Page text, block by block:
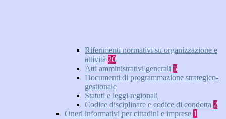
Riferimenti normativi su organizzazione e
attività 20
Atti amministrativi generali 5
Documenti di programmazione strategico-
gestionale
Statuti e leggi regionali
Codice disciplinare e codice di condotta 2
Oneri informativi per cittadini e imprese 1